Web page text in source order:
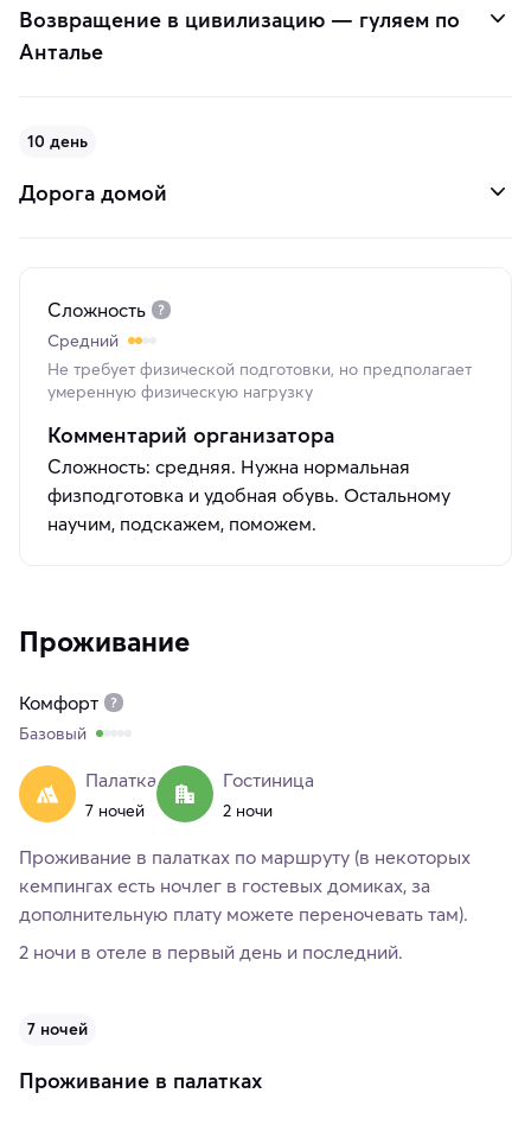
Возвращение в цивилизацию — гуляем по
Анталье
10 день
Дорога домой
Сложность
Средний
Не требует физической подготовки, но предполагает
умеренную физическую нагрузку
Комментарий организатора
Сложность: средняя. Нужна нормальная
физподготовка и удобная обувь. Остальному
научим, подскажем, поможем.
Проживание
Комфорт
Базовый
Палатка
7 ночей
Гостиница
2 ночи
Проживание в палатках по маршруту (в некоторых
кемпингах есть ночлег в гостевых домиках, за
дополнительную плату можете переночевать там).
2 ночи в отеле в первый день и последний.
7 ночей
Проживание в палатках